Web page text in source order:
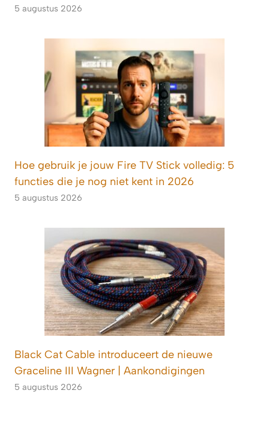
5 augustus 2026
Hoe gebruik je jouw Fire TV Stick volledig: 5
functies die je nog niet kent in 2026
5 augustus 2026
Black Cat Cable introduceert de nieuwe
Graceline III Wagner | Aankondigingen
5 augustus 2026